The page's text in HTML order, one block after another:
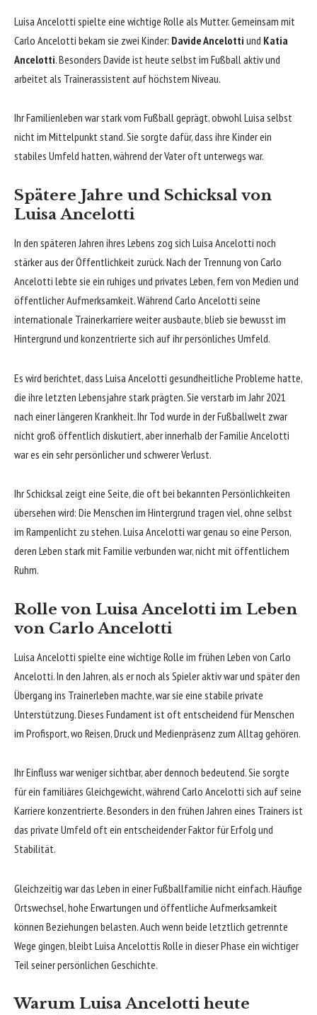
Luisa Ancelotti spielte eine wichtige Rolle als Mutter. Gemeinsam mit
Carlo Ancelotti bekam sie zwei Kinder: Davide Ancelotti und Katia
Ancelotti. Besonders Davide ist heute selbst im Fußball aktiv und
arbeitet als Trainerassistent auf höchstem Niveau.
Ihr Familienleben war stark vom Fußball geprägt, obwohl Luisa selbst
nicht im Mittelpunkt stand. Sie sorgte dafür, dass ihre Kinder ein
stabiles Umfeld hatten, während der Vater oft unterwegs war.
Spätere Jahre und Schicksal von
Luisa Ancelotti
In den späteren Jahren ihres Lebens zog sich Luisa Ancelotti noch
stärker aus der Öffentlichkeit zurück. Nach der Trennung von Carlo
Ancelotti lebte sie ein ruhiges und privates Leben, fern von Medien und
öffentlicher Aufmerksamkeit. Während Carlo Ancelotti seine
internationale Trainerkarriere weiter ausbaute, blieb sie bewusst im
Hintergrund und konzentrierte sich auf ihr persönliches Umfeld.
Es wird berichtet, dass Luisa Ancelotti gesundheitliche Probleme hatte,
die ihre letzten Lebensjahre stark prägten. Sie verstarb im Jahr 2021
nach einer längeren Krankheit. Ihr Tod wurde in der Fußballwelt zwar
nicht groß öffentlich diskutiert, aber innerhalb der Familie Ancelotti
war es ein sehr persönlicher und schwerer Verlust.
Ihr Schicksal zeigt eine Seite, die oft bei bekannten Persönlichkeiten
übersehen wird: Die Menschen im Hintergrund tragen viel, ohne selbst
im Rampenlicht zu stehen. Luisa Ancelotti war genau so eine Person,
deren Leben stark mit Familie verbunden war, nicht mit öffentlichem
Ruhm.
Rolle von Luisa Ancelotti im Leben
von Carlo Ancelotti
Luisa Ancelotti spielte eine wichtige Rolle im frühen Leben von Carlo
Ancelotti. In den Jahren, als er noch als Spieler aktiv war und später den
Übergang ins Trainerleben machte, war sie eine stabile private
Unterstützung. Dieses Fundament ist oft entscheidend für Menschen
im Profisport, wo Reisen, Druck und Medienpräsenz zum Alltag gehören.
Ihr Einfluss war weniger sichtbar, aber dennoch bedeutend. Sie sorgte
für ein familiäres Gleichgewicht, während Carlo Ancelotti sich auf seine
Karriere konzentrierte. Besonders in den frühen Jahren eines Trainers ist
das private Umfeld oft ein entscheidender Faktor für Erfolg und
Stabilität.
Gleichzeitig war das Leben in einer Fußballfamilie nicht einfach. Häufige
Ortswechsel, hohe Erwartungen und öffentliche Aufmerksamkeit
können Beziehungen belasten. Auch wenn beide letztlich getrennte
Wege gingen, bleibt Luisa Ancelottis Rolle in dieser Phase ein wichtiger
Teil seiner persönlichen Geschichte.
Warum Luisa Ancelotti heute